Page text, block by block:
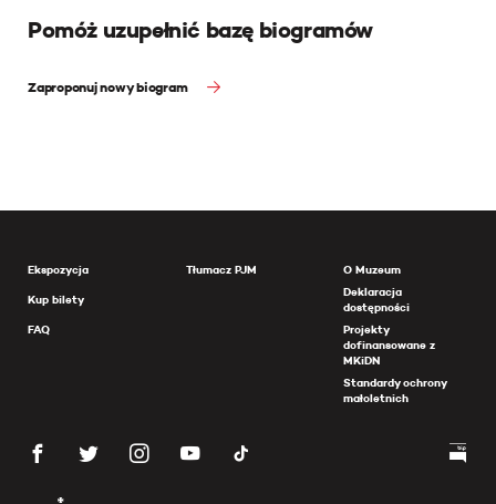
Pomóż uzupełnić bazę biogramów
Zaproponuj nowy biogram
Ekspozycja
Kup bilety
FAQ
Tłumacz PJM
O Muzeum
Deklaracja
dostępności
Projekty
dofinansowane z
MKiDN
Standardy ochrony
małoletnich